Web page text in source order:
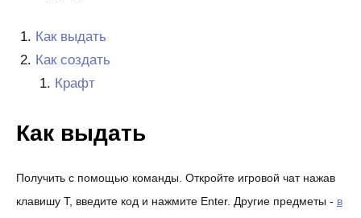
Как выдать
Как создать
Крафт
Как выдать
Получить с помощью команды. Откройте игровой чат нажав
клавишу T, введите код и нажмите Enter. Другие предметы - в